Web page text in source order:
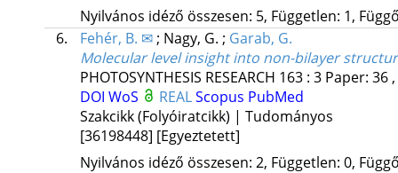
Nyilvános idéző összesen: 5, Független: 1,
6.
Fehér, B. ✉ ; Nagy, G. ; Garab, G.
Molecular level insight into non-bilayer
PHOTOSYNTHESIS RESEARCH 163: 3 Paper: 36
DOI WoS REALScopus PubMed
Szakcikk (Folyóiratcikk) | Tudományos
[36198448] [Egyeztetett]
Nyilvános idéző összesen: 2, Független: 0,